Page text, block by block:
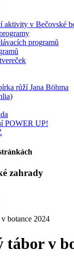
aktivity v Bečovské
programů
růží Jana Böhma
POWER UP!
zahrady
botance 2024
tábor v